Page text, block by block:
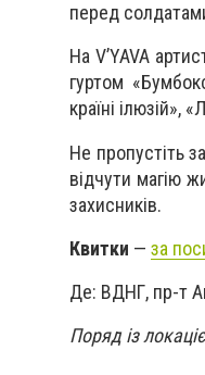
перед
На V’YAVA
гуртом
країні ілюзій»,
Не пропустіть
відчути магію
захисників.
Квитки — за
Де: ВДНГ, пр-т
Поряд із